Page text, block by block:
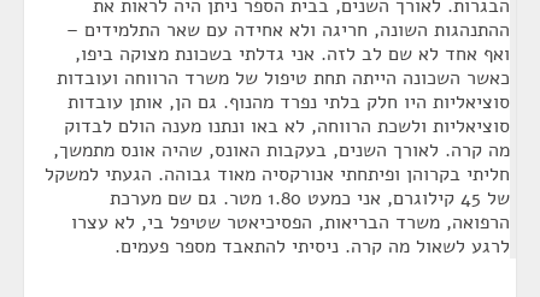
הבגרות. לאורך השנים, בבית הספר ניתן היה לראות את
ההתנהגות השונה, חריגה ולא אחידה עם שאר התלמידים –
ואף אחד לא שם לב לזה. אני גדלתי בשכונת מצוקה ביפו,
כאשר השכונה הייתה תחת טיפול של משרד הרווחה ועובדות
סוציאליות היו חלק בלתי נפרד מהנוף. גם הן, אותן עובדות
סוציאליות ולשכת הרווחה, לא באו ונתנו מענה הולם לבדוק
מה קרה. לאורך השנים, בעקבות האונס, שהיה אונס מתמשך,
חליתי בקרוהן ופיתחתי אנורקסיה מאוד גבוהה. הגעתי למשקל
של 45 קילוגרם, אני כמעט 1.80 מטר. גם שם מערכת
הרפואה, משרד הבריאות, הפסיכיאטר שטיפל בי, לא עצרו
לרגע לשאול מה קרה. ניסיתי להתאבד מספר פעמים.